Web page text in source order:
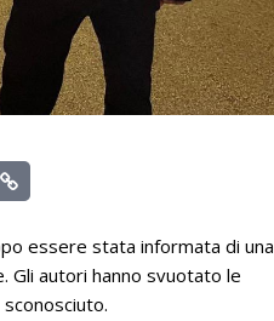
essere stata informata di una
Gli autori hanno svuotato le